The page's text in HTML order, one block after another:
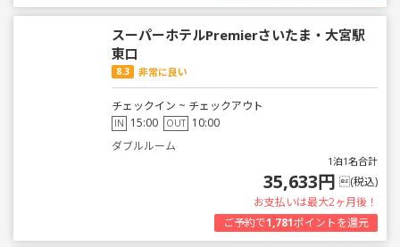
スーパーホテルPremierさいたま・大宮駅
東口
8.3 非常に良い
チェックイン ~ チェックアウト
IN 15:00 OUT 10:00
ダブルルーム
1泊1名合計
35,633円 (税込)
お支払いは最大2ヶ月後！
ご予約で1,781ポイントを還元